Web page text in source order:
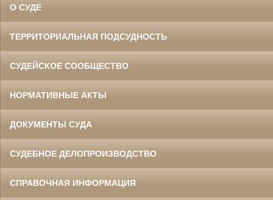
О СУДЕ
ТЕРРИТОРИАЛЬНАЯ ПОДСУДНОСТЬ
СУДЕЙСКОЕ СООБЩЕСТВО
НОРМАТИВНЫЕ АКТЫ
ДОКУМЕНТЫ СУДА
СУДЕБНОЕ ДЕЛОПРОИЗВОДСТВО
СПРАВОЧНАЯ ИНФОРМАЦИЯ